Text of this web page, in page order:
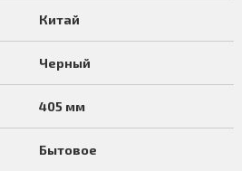
Китай
Черный
405 мм
Бытовое